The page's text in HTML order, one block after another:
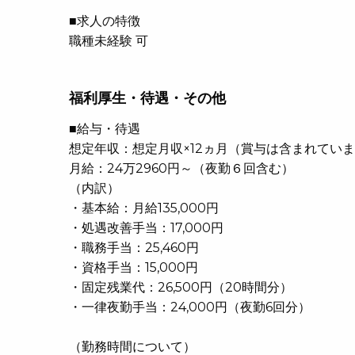
■求人の特徴
職種未経験 可
福利厚生・待遇・その他
■給与・待遇
想定年収：想定月収×12ヵ月（賞与は含まれてい
月給：24万2960円～（夜勤６回含む）
（内訳）
・基本給：月給135,000円
・処遇改善手当：17,000円
・職務手当：25,460円
・資格手当：15,000円
・固定残業代：26,500円（20時間分）
・一律夜勤手当：24,000円（夜勤6回分）
（勤務時間について）